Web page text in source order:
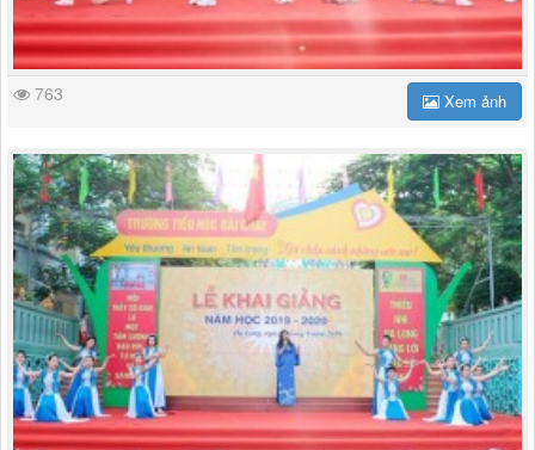
763 Xem ảnh